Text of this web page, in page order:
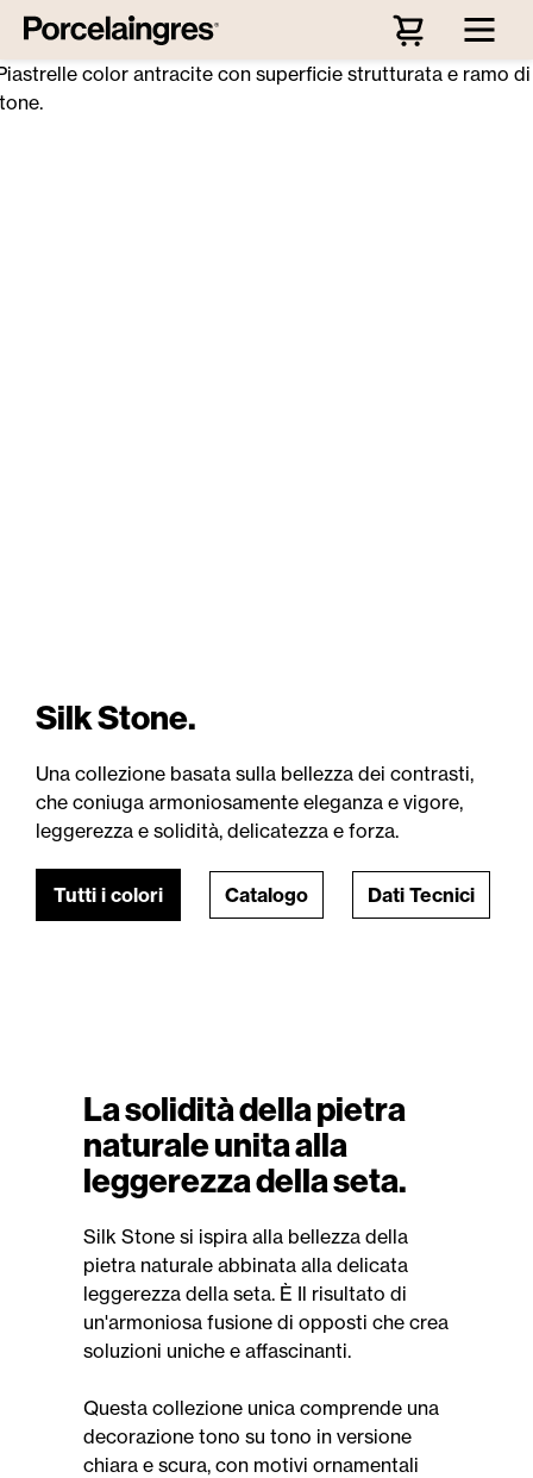
Passa al contenuto principale
Silk Stone.
Una collezione basata sulla bellezza dei contrasti,
che coniuga armoniosamente eleganza e vigore,
leggerezza e solidità, delicatezza e forza.
Tutti i colori Catalogo Dati Tecnici
La solidità della pietra
naturale unita alla
leggerezza della seta.
Silk Stone si ispira alla bellezza della
pietra naturale abbinata alla delicata
leggerezza della seta. È Il risultato di
un'armoniosa fusione di opposti che crea
soluzioni uniche e affascinanti.
Questa collezione unica comprende una
decorazione tono su tono in versione
chiara e scura, con motivi ornamentali